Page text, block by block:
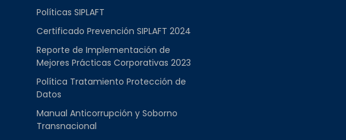
Políticas SIPLAFT
Certificado Prevención SIPLAFT 2024
Reporte de Implementación de
Mejores Prácticas Corporativas 2023
Política Tratamiento Protección de
Datos
Manual Anticorrupción y Soborno
Transnacional